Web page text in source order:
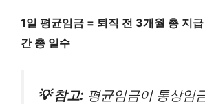
1일 평균임금 = 퇴직 전 3개월 총 지
간 총 일수
💡 참고: 평균임금이 통상임